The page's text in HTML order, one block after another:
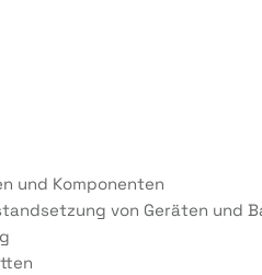
und Komponenten
von Geräten und